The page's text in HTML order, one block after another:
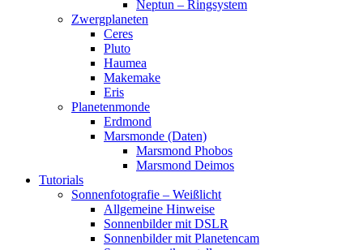
Neptun – Ringsystem
Zwergplaneten
Ceres
Pluto
Haumea
Makemake
Eris
Planetenmonde
Erdmond
Marsmonde (Daten)
Marsmond Phobos
Marsmond Deimos
Tutorials
Sonnenfotografie – Weißlicht
Allgemeine Hinweise
Sonnenbilder mit DSLR
Sonnenbilder mit Planetencam